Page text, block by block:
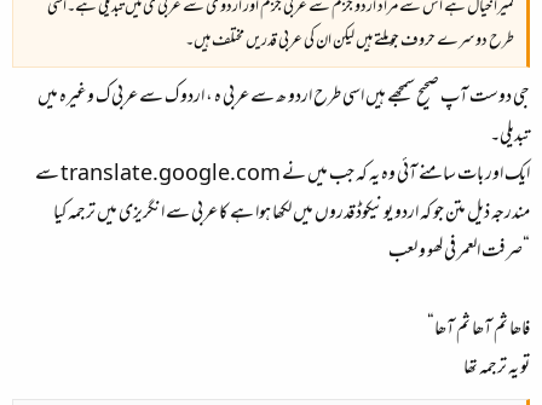
لمیرا خیال ہے اس سے مراد اردو جزم سے عربی جزم اور اردو ی سے عربی ی میں تبدیلی ہے۔اسی
طرح دوسرے حروف جو ملتے ہیں‌ لیکن ان کی عربی قدریں مختلف ہیں۔
جی دوست آپ صحیح سمجھے ہیں اسی طرح اردو ھ سے عربی ہ ، اردو ک سے عربی ک وغیرہ میں
تبدیلی۔
ایک اور بات سامنے آئی وہ یہ کہ جب میں نے translate.google.com سے
مندرجہ ذیل متن جو کہ اردو یونیکوڈ قدروں میں لکھا ہوا ہے کا عربی سے انگریزی میں ترجمہ کیا
“صرفت العمر فی لھو و لعب
فاھا ثم آھا ثم آھا“
تو یہ ترجمہ تھا